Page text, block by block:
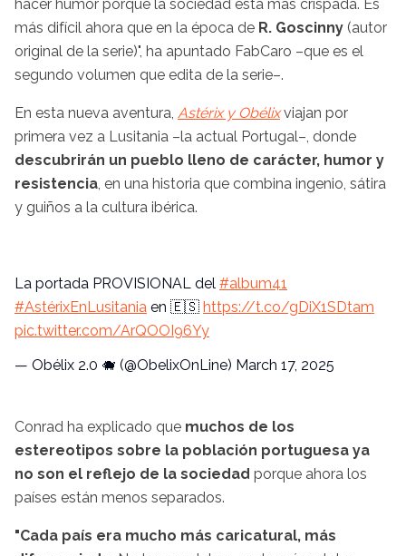
hacer humor porque la sociedad está más crispada. Es
más difícil ahora que en la época de R. Goscinny (autor
original de la serie)", ha apuntado FabCaro –que es el
segundo volumen que edita de la serie–.
En esta nueva aventura, Astérix y Obélixviajan por
primera vez a Lusitania –la actual Portugal–, donde
descubrirán un pueblo lleno de carácter, humor y
resistencia, en una historia que combina ingenio, sátira
y guiños a la cultura ibérica.
La portada PROVISIONAL del #album41
#AstérixEnLusitania en 🇪🇸 https://t.co/gDiX1SDtam
pic.twitter.com/ArQOOI96Yy
— Obélix 2.0 🐗 (@ObelixOnLine) March 17, 2025
Conrad ha explicado que muchos de los
estereotipos sobre la población portuguesa ya
no son el reflejo de la sociedad porque ahora los
países están menos separados.
"Cada país era mucho más caricatural, más